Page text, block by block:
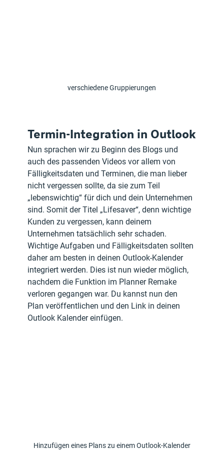
verschiedene Gruppierungen
Termin-Integration in Outlook
Nun sprachen wir zu Beginn des Blogs und
auch des passenden Videos vor allem von
Fälligkeitsdaten und Terminen, die man lieber
nicht vergessen sollte, da sie zum Teil
„lebenswichtig“ für dich und dein Unternehmen
sind. Somit der Titel „Lifesaver“, denn wichtige
Kunden zu vergessen, kann deinem
Unternehmen tatsächlich sehr schaden.
Wichtige Aufgaben und Fälligkeitsdaten sollten
daher am besten in deinen Outlook-Kalender
integriert werden. Dies ist nun wieder möglich,
nachdem die Funktion im Planner Remake
verloren gegangen war. Du kannst nun den
Plan veröffentlichen und den Link in deinen
Outlook Kalender einfügen.
Hinzufügen eines Plans zu einem Outlook-Kalender